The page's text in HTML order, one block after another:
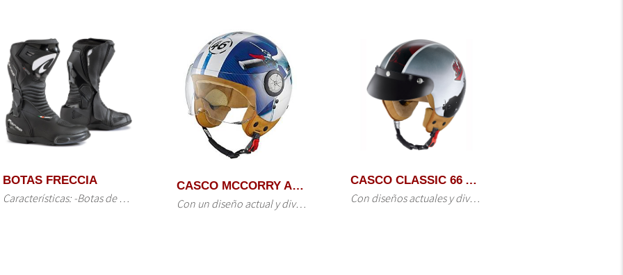
Con un diseño actual y divertido, para no pasar desapercibido. Fabricado en material ABS Casco Jet Forro…
Con diseños actuales y divertidos, para no pasar desapercibido. CARCASA EXTERIOR ABS FORRO Suave forro…
CASCO DUKE II ABATIBLE
DUKE II DETALLES TÉCNICOS CARACTERÍSTICAS MATERIAL: POLICARBONATO DOBLE…